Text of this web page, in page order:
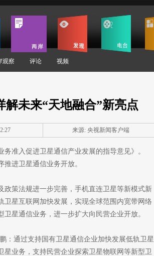
观察 评论 视频
未来“天地融合”新亮点
来源: 央视新闻客户端
准入促进卫星通信产业发展的指导意见》。
推进卫星通信业务开放。
政策法规进一步完善，手机直连卫星等新模式新
星互联网加快发展，实现全球范围内宽带网络
星通信业务，进一步扩大向民营企业开放。
：通过支持国有卫星通信企业加快发展低轨卫星
业务，支持民营企业探索卫星物联网等新型卫